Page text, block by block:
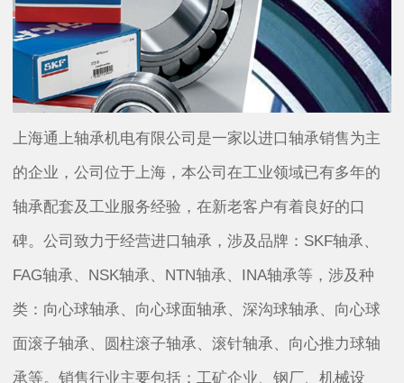
上海通上轴承机电有限公司是一家以进口轴承销售为主
的企业，公司位于上海，本公司在工业领域已有多年的
轴承配套及工业服务经验，在新老客户有着良好的口
碑。公司致力于经营进口轴承，涉及品牌：SKF轴承、
FAG轴承、NSK轴承、NTN轴承、INA轴承等，涉及种
类：向心球轴承、向心球面轴承、深沟球轴承、向心球
面滚子轴承、圆柱滚子轴承、滚针轴承、向心推力球轴
承等。销售行业主要包括：工矿企业、钢厂、机械设